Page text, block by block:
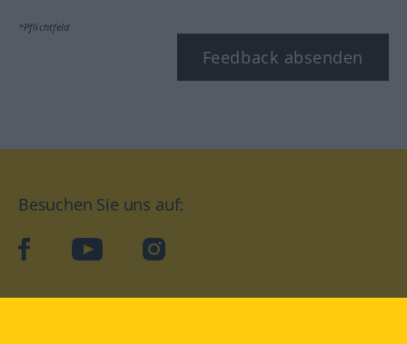
*Pflichtfeld
Feedback absenden
Besuchen Sie uns auf:
facebookYouTube Instagram